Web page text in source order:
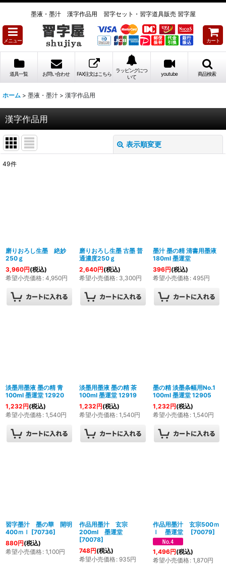
墨液・墨汁 漢字作品用 習字セット・習字道具販売 習字屋
メニュー カート
道具一覧 お問い合わせ FAX注文はこちら
ラッピングにつ
いて
youtube 商品検索
ホーム > 墨液・墨汁 > 漢字作品用
漢字作品用
表示順変更
49件
磨りおろし生墨 絶妙
250ｇ
3,960円(税込)
希望小売価格: 4,950円
磨りおろし生墨 古墨 普
通濃度250ｇ
2,640円(税込)
希望小売価格: 3,300円
墨汁 墨の精 清書用墨液
180ml 墨運堂
396円(税込)
希望小売価格: 495円
淡墨用墨液 墨の精 青
100ml 墨運堂 12920
1,232円(税込)
希望小売価格: 1,540円
淡墨用墨液 墨の精 茶
100ml 墨運堂 12919
1,232円(税込)
希望小売価格: 1,540円
墨の精 淡墨条幅用No.1
100ml 墨運堂 12905
1,232円(税込)
希望小売価格: 1,540円
習字墨汁 墨の華 開明
400ｍｌ [70736]
880円(税込)
希望小売価格: 1,100円
作品用墨汁 玄宗
200ml 墨運堂
[70078]
748円(税込)
希望小売価格: 935円
作品用墨汁 玄宗500ｍ
ｌ 墨運堂
[70079]
1,496円(税込)
希望小売価格: 1,870円